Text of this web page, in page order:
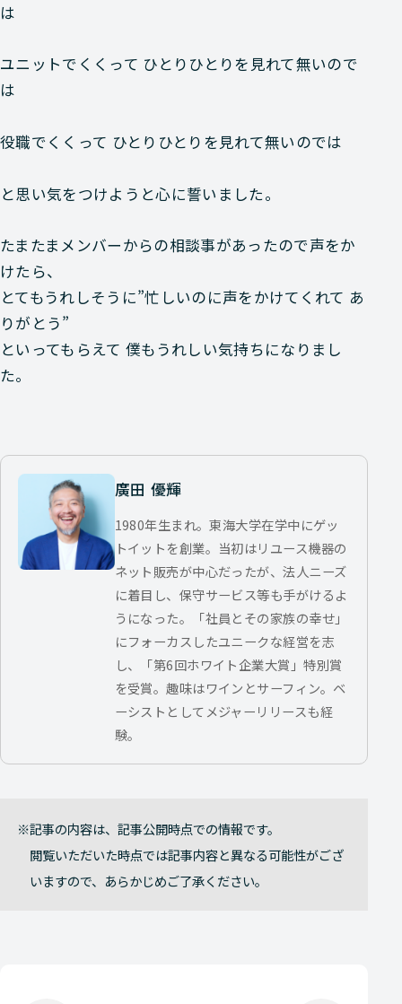
は
ユニットでくくって ひとりひとりを見れて無いので
は
役職でくくって ひとりひとりを見れて無いのでは
と思い気をつけようと心に誓いました。
たまたまメンバーからの相談事があったので声をか
けたら、
とてもうれしそうに”忙しいのに声をかけてくれて あ
りがとう”
といってもらえて 僕もうれしい気持ちになりまし
た。
廣田 優輝
1980年生まれ。東海大学在学中にゲッ
トイットを創業。当初はリユース機器の
ネット販売が中心だったが、法人ニーズ
に着目し、保守サービス等も手がけるよ
うになった。「社員とその家族の幸せ」
にフォーカスしたユニークな経営を志
し、「第6回ホワイト企業大賞」特別賞
を受賞。趣味はワインとサーフィン。ベ
ーシストとしてメジャーリリースも経
験。
記事の内容は、記事公開時点での情報です。
閲覧いただいた時点では記事内容と異なる可能性がござ
いますので、あらかじめご了承ください。